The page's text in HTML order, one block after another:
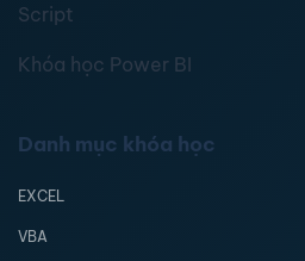
Script
Khóa học Power BI
Danh mục khóa học
EXCEL
VBA